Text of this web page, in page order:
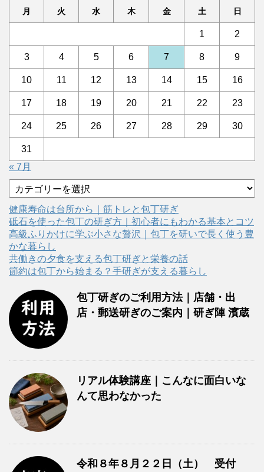
月 火 水 木 金 土 日
1 2
3 4 5 6 7 8 9
10 11 12 13 14 15 16
17 18 19 20 21 22 23
24 25 26 27 28 29 30
31
« 7月
テ
ゴ
リ
ー
健康寿命は台所から｜筋トレと包丁研ぎ
砥石を使った包丁の研ぎ方｜初心者にもわかる基本とコツ
高級ふりかけに学ぶ小さな贅沢｜包丁を研いで長く使う豊
かな暮らし
共働きの夕食を支える包丁研ぎと栄養の話
節約は包丁から始まる？手研ぎが支える暮らし
包丁研ぎのご利用方法｜店舗・出
店・郵送研ぎのご案内｜研ぎ陣 濱蔵
リアル体験講座｜こんなに面白いな
んて思わなかった
令和８年８月２２日（土） 受付